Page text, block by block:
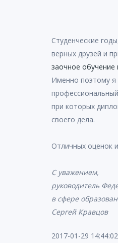
Студенческие
верных друзей и
заочное
Именно поэтому я
при которых
своего дела.
Отличных оценок
С уважением,
руководитель
в сфере
Сергей Кравцов
2017-01-29 14:44:02